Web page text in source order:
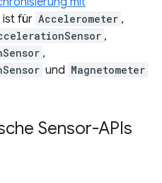
ist für Accelerometer ,
,
,
und Magnetometer
Sensor-APIs